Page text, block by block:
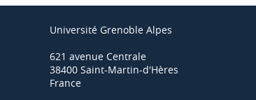
Université Grenoble Alpes
621 avenue Centrale
38400 Saint-Martin-d'Hères
France